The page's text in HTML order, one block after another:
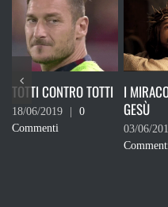
TOTTI
0
I MIRACOLI INEDITI DI
GESÙ
03/06/2019
0